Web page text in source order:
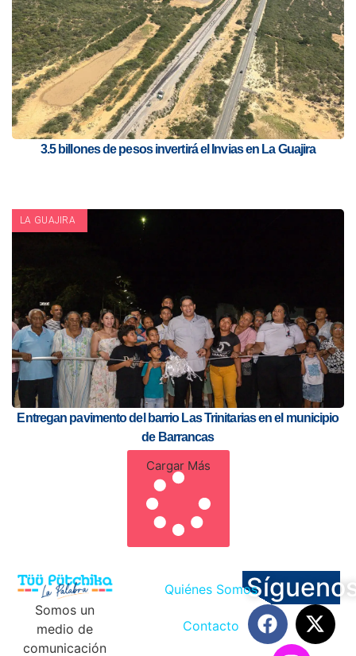
3.5 billones de pesos invertirá el Invias en La Guajira
LA GUAJIRA
Entregan pavimento del barrio Las Trinitarias en el municipio
de Barrancas
Cargar Más
Somos un
medio de
comunicación
Quiénes Somos
Contacto